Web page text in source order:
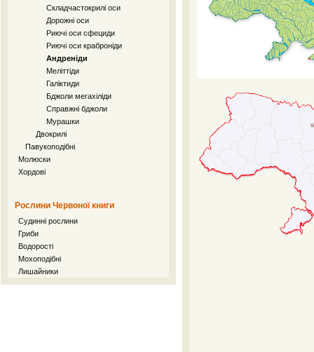
Складчастокрилі оси
Дорожні оси
Риючі оси сфециди
Риючі оси краброніди
Андреніди
Меліттіди
Галіктиди
Бджоли мегахіліди
Справжні бджоли
Мурашки
Двокрилі
Павукоподібні
Молюски
Хордові
Рослини Червоної книги
Судинні рослини
Гриби
Водорості
Мохоподібні
Лишайники